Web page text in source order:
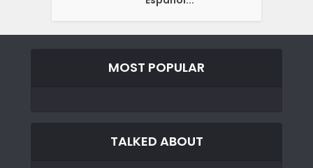
MOST POPULAR
TALKED ABOUT